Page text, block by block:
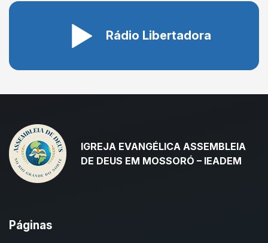
Rádio Libertadora
IGREJA EVANGÉLICA ASSEMBLEIA
DE DEUS EM MOSSORÓ – IEADEM
Páginas